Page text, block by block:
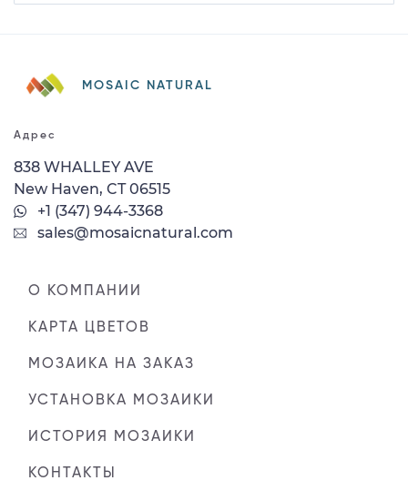
MOSAIC NATURAL
Адрес
838 WHALLEY AVE
New Haven, CT 06515
+1 (347) 944-3368
sales@mosaicnatural.com
О КОМПАНИИ
КАРТА ЦВЕТОВ
МОЗАИКА НА ЗАКАЗ
УСТАНОВКА МОЗАИКИ
ИСТОРИЯ МОЗАИКИ
КОНТАКТЫ